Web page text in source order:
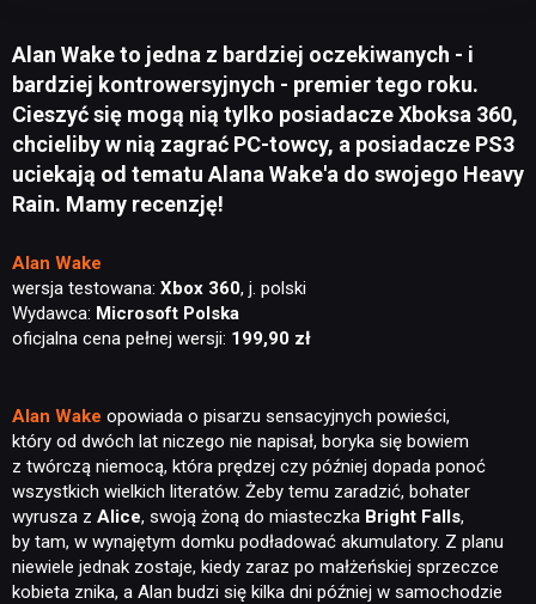
Alan Wake to jedna z bardziej oczekiwanych - i
bardziej kontrowersyjnych - premier tego roku.
Cieszyć się mogą nią tylko posiadacze Xboksa 360,
chcieliby w nią zagrać PC-towcy, a posiadacze PS3
uciekają od tematu Alana Wake'a do swojego Heavy
Rain. Mamy recenzję!
Alan Wake
wersja testowana: Xbox 360, j. polski
Wydawca: Microsoft Polska
oficjalna cena pełnej wersji: 199,90 zł
Alan Wake opowiada o pisarzu sensacyjnych powieści,
który od dwóch lat niczego nie napisał, boryka się bowiem
z twórczą niemocą, która prędzej czy później dopada ponoć
wszystkich wielkich literatów. Żeby temu zaradzić, bohater
wyrusza z Alice, swoją żoną do miasteczka Bright Falls,
by tam, w wynajętym domku podładować akumulatory. Z planu
niewiele jednak zostaje, kiedy zaraz po małżeńskiej sprzeczce
kobieta znika, a Alan budzi się kilka dni później w samochodzie